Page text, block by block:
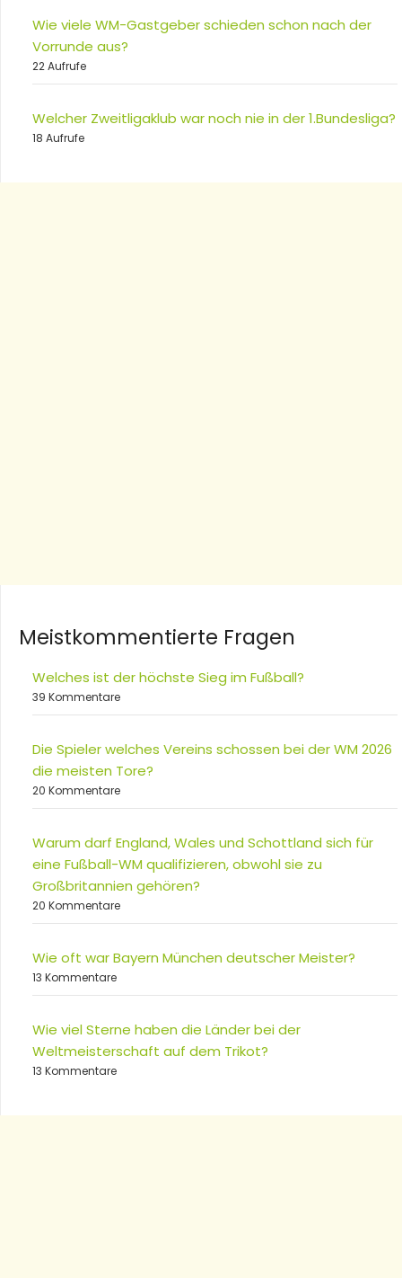
Wie viele WM-Gastgeber schieden schon nach der
Vorrunde aus?
22 Aufrufe
Welcher Zweitligaklub war noch nie in der 1.Bundesliga?
18 Aufrufe
Meistkommentierte Fragen
Welches ist der höchste Sieg im Fußball?
39 Kommentare
Die Spieler welches Vereins schossen bei der WM 2026
die meisten Tore?
20 Kommentare
Warum darf England, Wales und Schottland sich für
eine Fußball-WM qualifizieren, obwohl sie zu
Großbritannien gehören?
20 Kommentare
Wie oft war Bayern München deutscher Meister?
13 Kommentare
Wie viel Sterne haben die Länder bei der
Weltmeisterschaft auf dem Trikot?
13 Kommentare